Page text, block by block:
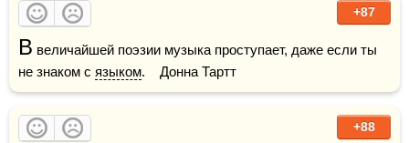
+87
В величайшей поэзии музыка проступает, даже если ты
не знаком с языком.    Донна Тартт
+88